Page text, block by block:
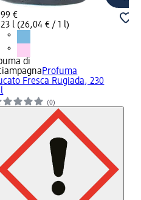
€
l (26,04 € / 1 l)
di
Profuma
Fresca Rugiada, 230
(0)